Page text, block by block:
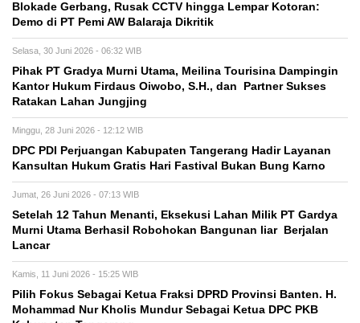
Blokade Gerbang, Rusak CCTV hingga Lempar Kotoran:
Demo di PT Pemi AW Balaraja Dikritik
Selasa, 30 Juni 2026 - 06:32 WIB
Pihak PT Gradya Murni Utama, Meilina Tourisina Dampingin
Kantor Hukum Firdaus Oiwobo, S.H., dan Partner Sukses
Ratakan Lahan Jungjing
Minggu, 28 Juni 2026 - 12:12 WIB
DPC PDI Perjuangan Kabupaten Tangerang Hadir Layanan
Kansultan Hukum Gratis Hari Fastival Bukan Bung Karno
Jumat, 26 Juni 2026 - 07:13 WIB
Setelah 12 Tahun Menanti, Eksekusi Lahan Milik PT Gardya
Murni Utama Berhasil Robohokan Bangunan liar Berjalan
Lancar
Kamis, 11 Juni 2026 - 15:25 WIB
Pilih Fokus Sebagai Ketua Fraksi DPRD Provinsi Banten. H.
Mohammad Nur Kholis Mundur Sebagai Ketua DPC PKB